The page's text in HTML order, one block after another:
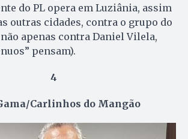
do PL opera em Luziânia, assim
outras cidades, contra o grupo do
apenas contra Daniel Vilela,
pensam).
4
Carlinhos do Mangão